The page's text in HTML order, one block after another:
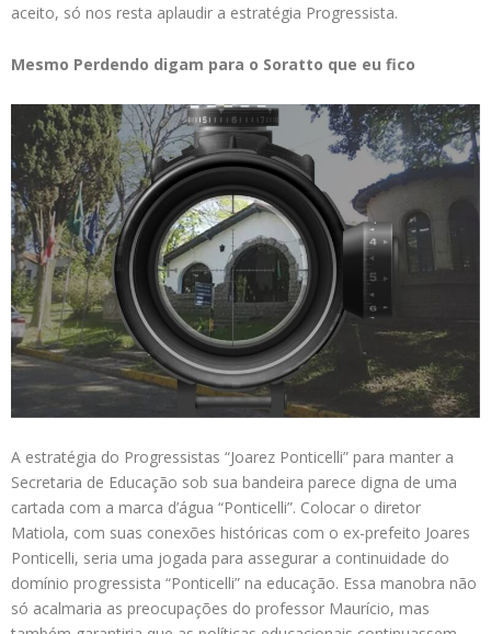
aceito, só nos resta aplaudir a estratégia Progressista.
Mesmo Perdendo digam para o Soratto que eu fico
A estratégia do Progressistas “Joarez Ponticelli” para manter a
Secretaria de Educação sob sua bandeira parece digna de uma
cartada com a marca d’água “Ponticelli”. Colocar o diretor
Matiola, com suas conexões históricas com o ex-prefeito Joares
Ponticelli, seria uma jogada para assegurar a continuidade do
domínio progressista “Ponticelli” na educação. Essa manobra não
só acalmaria as preocupações do professor Maurício, mas